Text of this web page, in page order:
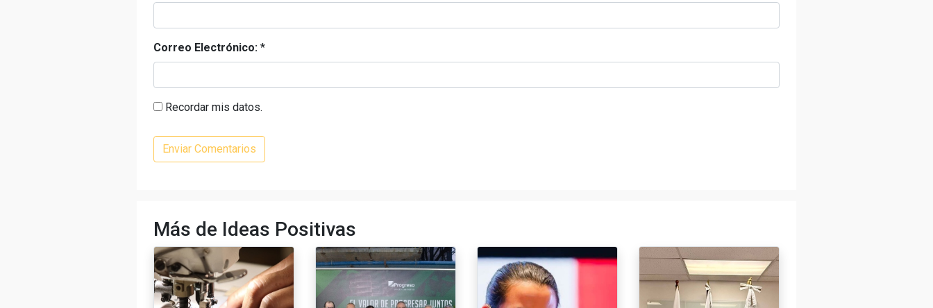
Correo Electrónico: *
Recordar mis datos.
Más de Ideas Positivas